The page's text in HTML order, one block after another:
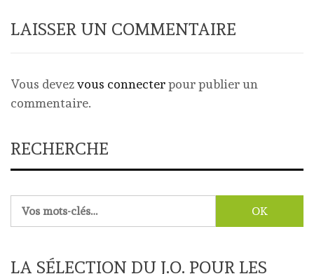
LAISSER UN COMMENTAIRE
Vous devezvous connecterpour publier un
commentaire.
RECHERCHE
LA SÉLECTION DU J.O. POUR LES